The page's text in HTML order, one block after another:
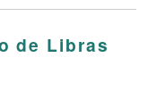
de Libras